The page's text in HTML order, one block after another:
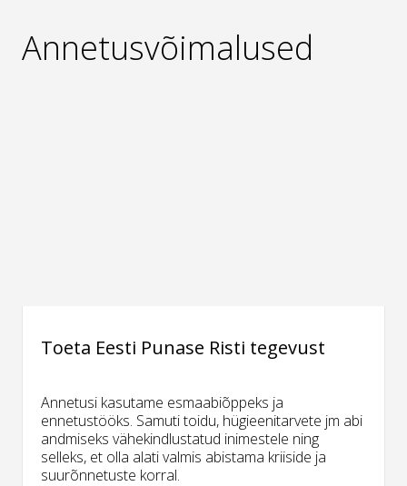
Annetusvõimalused
Toeta Eesti Punase Risti tegevust
Annetusi kasutame esmaabiõppeks ja
ennetustööks. Samuti toidu, hügieenitarvete jm abi
andmiseks vähekindlustatud inimestele ning
selleks, et olla alati valmis abistama kriiside ja
suurõnnetuste korral.